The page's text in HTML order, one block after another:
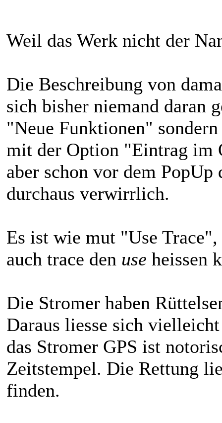
Weil das Werk nicht der
Die Beschreibung von
sich bisher niemand daran
"Neue Funktionen"
mit der Option "Eintrag im
aber schon vor dem
durchaus verwirrlich.
Es ist wie mut "Use
auch trace den use heissen
Die Stromer haben
Daraus liesse sich
das Stromer GPS ist
Zeitstempel. Die Rettung
finden.